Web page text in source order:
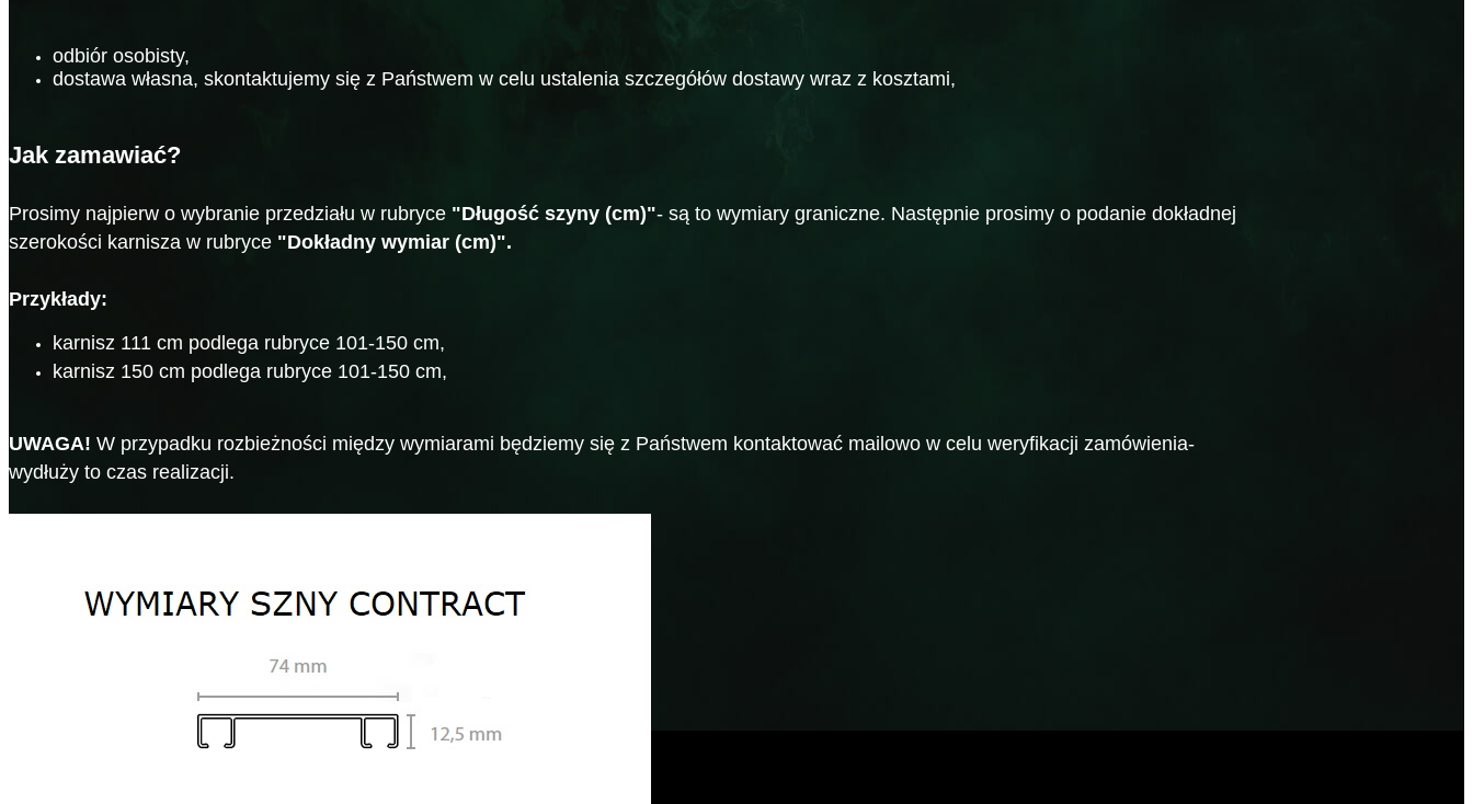
odbiór osobisty,
dostawa własna, skontaktujemy się z Państwem w celu ustalenia szczegółów dostawy wraz z kosztami,
Jak zamawiać?
Prosimy najpierw o wybranie przedziału w rubryce "Długość szyny (cm)"- są to wymiary graniczne. Następnie prosimy o podanie dokładnej
szerokości karnisza w rubryce "Dokładny wymiar (cm)".
Przykłady:
karnisz 111 cm podlega rubryce 101-150 cm,
karnisz 150 cm podlega rubryce 101-150 cm,
UWAGA! W przypadku rozbieżności między wymiarami będziemy się z Państwem kontaktować mailowo w celu weryfikacji zamówienia-
wydłuży to czas realizacji.